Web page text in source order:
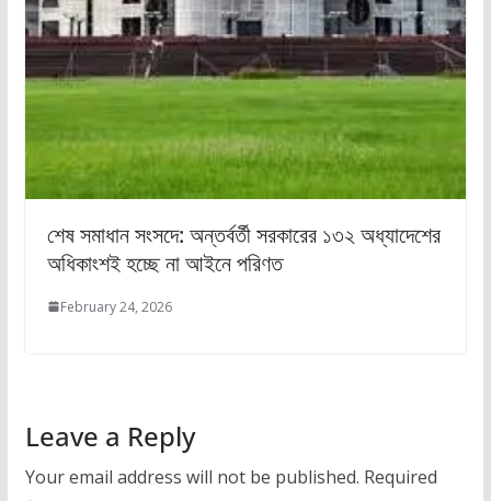
শেষ সমাধান সংসদে: অন্তর্বর্তী সরকারের ১৩২ অধ্যাদেশের
অধিকাংশই হচ্ছে না আইনে পরিণত
February 24, 2026
Leave a Reply
Your email address will not be published. Required